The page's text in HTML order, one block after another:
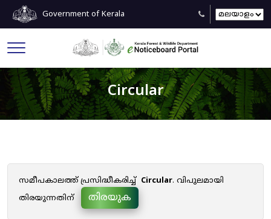
Government of Kerala
Circular
സമീപകാലത്ത് പ്രസിദ്ധീകരിച്ച് Circular. വിപുലമായി
തിരയുന്നതിന്
തിരയുക